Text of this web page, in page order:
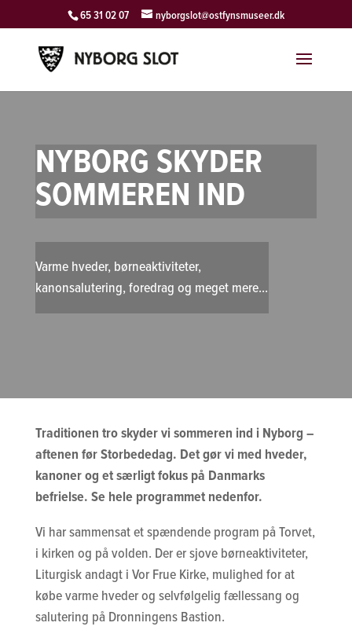
65 31 02 07 nyborgslot@ostfynsmuseer.dk
NYBORG SKYDER
SOMMEREN IND
Varme hveder, børneaktiviteter,
kanonsalutering, foredrag og meget mere...
Traditionen tro skyder vi sommeren ind i Nyborg –
aftenen før Storbededag. Det gør vi med hveder,
kanoner og et særligt fokus på Danmarks
befrielse. Se hele programmet nedenfor.
Vi har sammensat et spændende program på Torvet,
i kirken og på volden. Der er sjove børneaktiviteter,
Liturgisk andagt i Vor Frue Kirke, mulighed for at
købe varme hveder og selvfølgelig fællessang og
salutering på Dronningens Bastion.